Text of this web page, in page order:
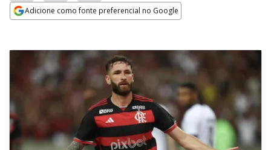
Adicione como fonte preferencial no Google